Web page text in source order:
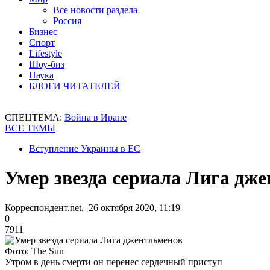
Все новости раздела
Россия
Бизнес
Спорт
Lifestyle
Шоу-биз
Наука
БЛОГИ ЧИТАТЕЛЕЙ
СПЕЦТЕМА: Война в Иране
ВСЕ ТЕМЫ
Вступление Украины в ЕС
Умер звезда сериала Лига
Корреспондент.net, 26 октября 2020, 11:19
0
7911
Фото: The Sun
Утром в день смерти он перенес сердечный приступ